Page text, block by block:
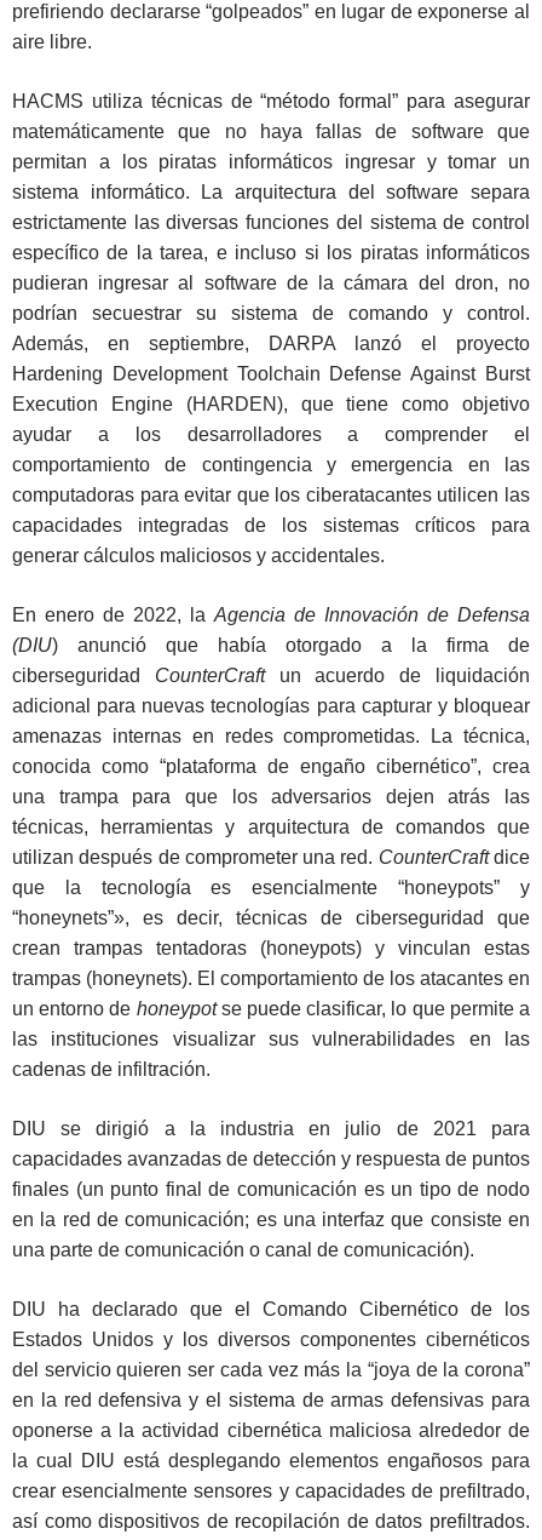
prefiriendo declararse “golpeados” en lugar de exponerse al
aire libre.
HACMS utiliza técnicas de “método formal” para asegurar
matemáticamente que no haya fallas de software que
permitan a los piratas informáticos ingresar y tomar un
sistema informático. La arquitectura del software separa
estrictamente las diversas funciones del sistema de control
específico de la tarea, e incluso si los piratas informáticos
pudieran ingresar al software de la cámara del dron, no
podrían secuestrar su sistema de comando y control.
Además, en septiembre, DARPA lanzó el proyecto
Hardening Development Toolchain Defense Against Burst
Execution Engine (HARDEN), que tiene como objetivo
ayudar a los desarrolladores a comprender el
comportamiento de contingencia y emergencia en las
computadoras para evitar que los ciberatacantes utilicen las
capacidades integradas de los sistemas críticos para
generar cálculos maliciosos y accidentales.
En enero de 2022, la Agencia de Innovación de Defensa
(DIU) anunció que había otorgado a la firma de
ciberseguridad CounterCraftun acuerdo de liquidación
adicional para nuevas tecnologías para capturar y bloquear
amenazas internas en redes comprometidas. La técnica,
conocida como “plataforma de engaño cibernético”, crea
una trampa para que los adversarios dejen atrás las
técnicas, herramientas y arquitectura de comandos que
utilizan después de comprometer una red. CounterCraftdice
que la tecnología es esencialmente “honeypots” y
“honeynets”», es decir, técnicas de ciberseguridad que
crean trampas tentadoras (honeypots) y vinculan estas
trampas (honeynets). El comportamiento de los atacantes en
un entorno de honeypotse puede clasificar, lo que permite a
las instituciones visualizar sus vulnerabilidades en las
cadenas de infiltración.
DIU se dirigió a la industria en julio de 2021 para
capacidades avanzadas de detección y respuesta de puntos
finales (un punto final de comunicación es un tipo de nodo
en la red de comunicación; es una interfaz que consiste en
una parte de comunicación o canal de comunicación).
DIU ha declarado que el Comando Cibernético de los
Estados Unidos y los diversos componentes cibernéticos
del servicio quieren ser cada vez más la “joya de la corona”
en la red defensiva y el sistema de armas defensivas para
oponerse a la actividad cibernética maliciosa alrededor de
la cual DIU está desplegando elementos engañosos para
crear esencialmente sensores y capacidades de prefiltrado,
así como dispositivos de recopilación de datos prefiltrados.